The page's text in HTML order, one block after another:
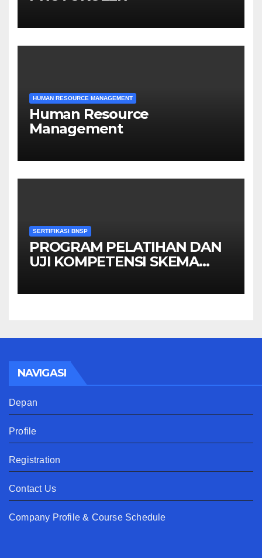
HUMAN RESOURCE MANAGEMENT
Human Resource
Management
SERTIFIKASI BNSP
PROGRAM PELATIHAN DAN
UJI KOMPETENSI SKEMA
JAUH
NAVIGASI
Depan
Profile
Registration
Contact Us
Company Profile & Course Schedule